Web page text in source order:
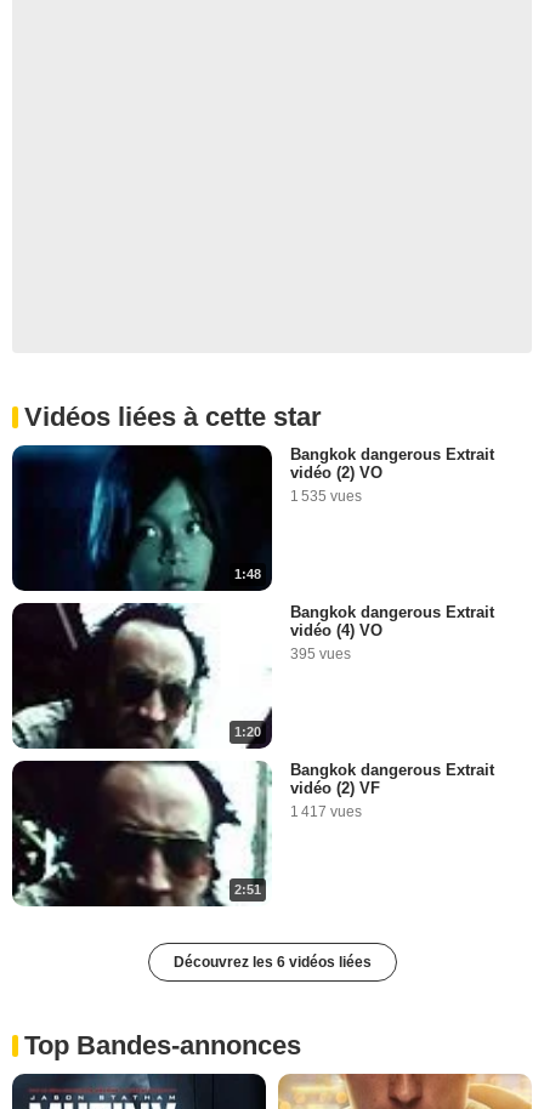
Vidéos liées à cette star
1:48
Bangkok dangerous Extrait
vidéo (2) VO
1 535 vues
1:20
Bangkok dangerous Extrait
vidéo (4) VO
395 vues
2:51
Bangkok dangerous Extrait
vidéo (2) VF
1 417 vues
Découvrez les 6 vidéos liées
Top Bandes-annonces